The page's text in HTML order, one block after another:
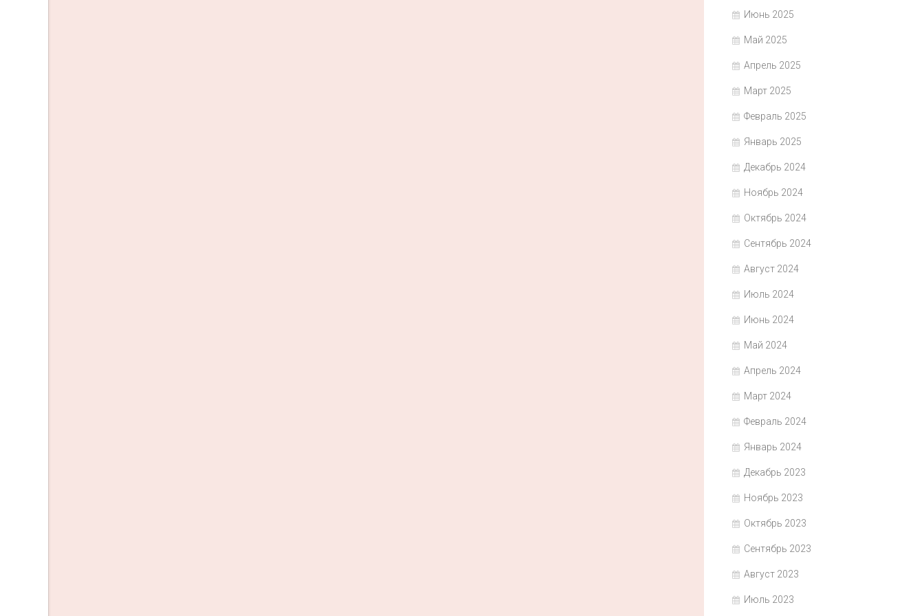
Июнь 2025
Май 2025
Апрель 2025
Март 2025
Февраль 2025
Январь 2025
Декабрь 2024
Ноябрь 2024
Октябрь 2024
Сентябрь 2024
Август 2024
Июль 2024
Июнь 2024
Май 2024
Апрель 2024
Март 2024
Февраль 2024
Январь 2024
Декабрь 2023
Ноябрь 2023
Октябрь 2023
Сентябрь 2023
Август 2023
Июль 2023